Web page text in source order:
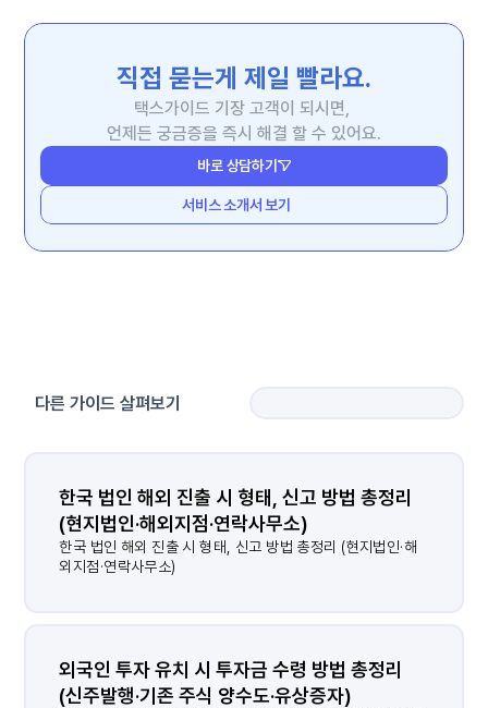
직접 묻는게 제일 빨라요.
택스가이드 기장 고객이 되시면,
언제든 궁금증을 즉시 해결 할 수 있어요.
바로 상담하기
서비스 소개서 보기
다른 가이드 살펴보기
한국 법인 해외 진출 시 형태, 신고 방법 총정리
(현지법인·해외지점·연락사무소)
한국 법인 해외 진출 시 형태, 신고 방법 총정리 (현지법인·해
외지점·연락사무소)
외국인 투자 유치 시 투자금 수령 방법 총정리
(신주발행·기존 주식 양수도·유상증자)